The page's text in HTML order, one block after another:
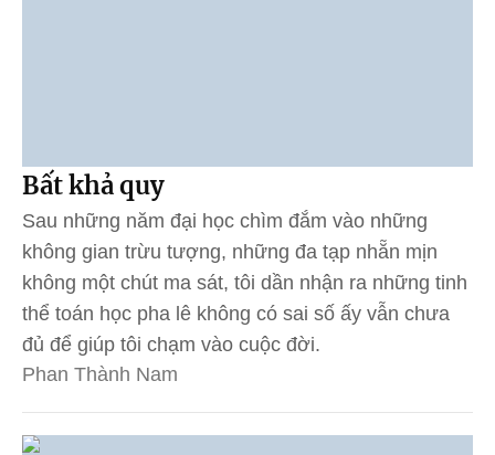
Bất khả quy
Sau những năm đại học chìm đắm vào những
không gian trừu tượng, những đa tạp nhẵn mịn
không một chút ma sát, tôi dần nhận ra những tinh
thể toán học pha lê không có sai số ấy vẫn chưa
đủ để giúp tôi chạm vào cuộc đời.
Phan Thành Nam